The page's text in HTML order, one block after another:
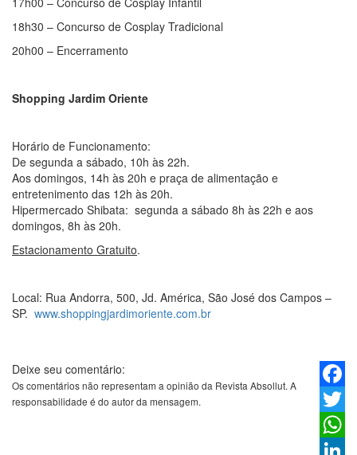
18h30 – Concurso de Cosplay Tradicional
20h00 – Encerramento
Shopping Jardim Oriente
Horário de Funcionamento:
De segunda a sábado, 10h às 22h.
Aos domingos, 14h às 20h e praça de alimentação e
entretenimento das 12h às 20h.
Hipermercado Shibata: segunda a sábado 8h às 22h e aos
domingos, 8h às 20h.
Estacionamento Gratuito.
Local: Rua Andorra, 500, Jd. América, São José dos Campos –
SP. www.shoppingjardimoriente.com.br
Twitter
Deixe seu comentário:
Os comentários não representam a opinião da Revista Absollut. A
responsabilidade é do autor da mensagem.